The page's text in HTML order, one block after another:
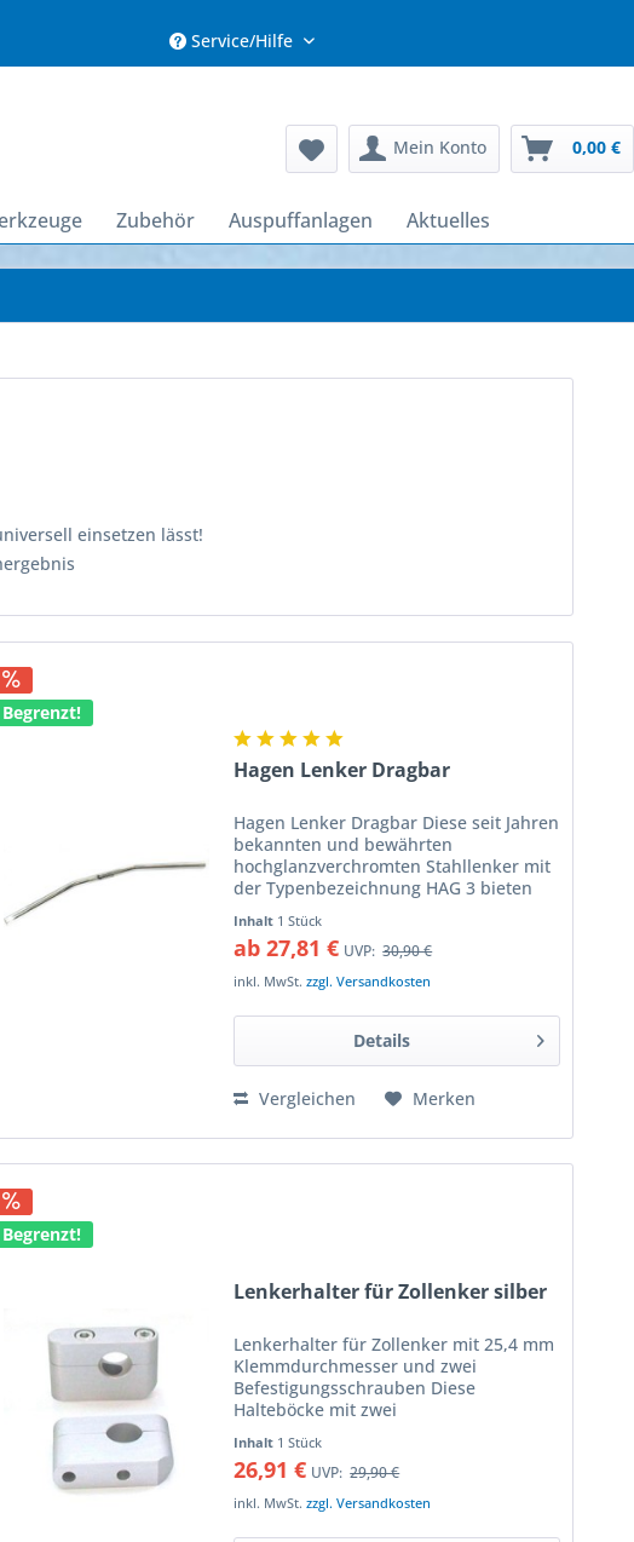
Service/Hilfe
Mein Konto 0,00 €
Zubehör Auspuffanlagen Aktuelles
einsetzen lässt!
Begrenzt!
Hagen Lenker Dragbar
Hagen Lenker Dragbar Diese seit Jahren
bekannten und bewährten
hochglanzverchromten Stahllenker mit
der Typenbezeichnung HAG 3 bieten
dickwandiges Stahlrohr und
hochwertiger Chrom in 25,4 mm
Durchmesser...
Inhalt 1 Stück
ab 27,81 € UVP: 30,90 €
inkl. MwSt.zzgl. Versandkosten
Details
Vergleichen Merken
Begrenzt!
Lenkerhalter für Zollenker silber
Lenkerhalter für Zollenker mit 25,4 mm
Klemmdurchmesser und zwei
Befestigungsschrauben Diese
Halteböcke mit zwei
fast allen Fahrzeugen auf die unteren
Klemmhalbschalen montieren. Sie sind
auch für...
Inhalt 1 Stück
26,91 € UVP: 29,90 €
inkl. MwSt.zzgl. Versandkosten